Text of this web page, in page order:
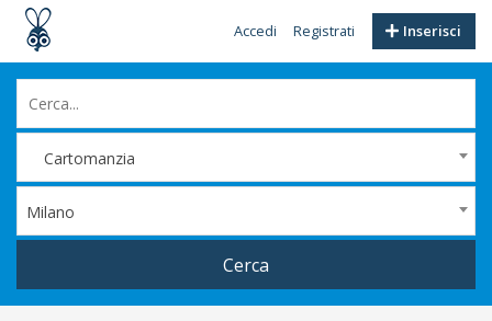
Inserisci
Accedi Registrati
Cartomanzia
Milano
Cerca